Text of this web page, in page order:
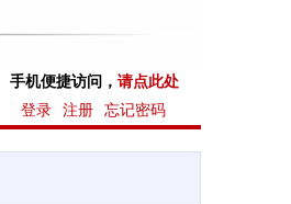
手机便捷访问， 请点此处
登录 注册 忘记密码